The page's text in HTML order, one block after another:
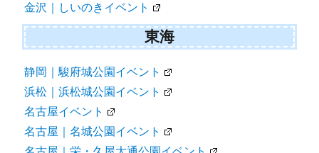
金沢｜しいのきイベント
東海
静岡｜駿府城公園イベント
浜松｜浜松城公園イベント
名古屋イベント
名古屋｜名城公園イベント